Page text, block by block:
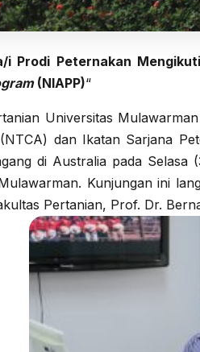
i Prodi Peternakan
(NIAPP)“
Universitas
dan Ikatan Sarjana
di Australia pada Selasa
Kunjungan ini
Pertanian, Prof. Dr.